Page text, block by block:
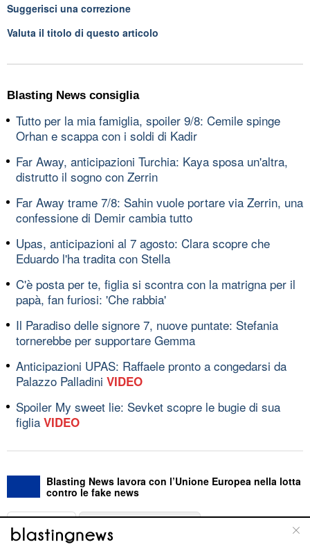
Suggerisci una correzione
Valuta il titolo di questo articolo
Blasting News consiglia
Tutto per la mia famiglia, spoiler 9/8: Cemile spinge
Orhan e scappa con i soldi di Kadir
Far Away, anticipazioni Turchia: Kaya sposa un'altra,
distrutto il sogno con Zerrin
Far Away trame 7/8: Sahin vuole portare via Zerrin, una
confessione di Demir cambia tutto
Upas, anticipazioni al 7 agosto: Clara scopre che
Eduardo l'ha tradita con Stella
C'è posta per te, figlia si scontra con la matrigna per il
papà, fan furiosi: 'Che rabbia'
Il Paradiso delle signore 7, nuove puntate: Stefania
tornerebbe per supportare Gemma
Anticipazioni UPAS: Raffaele pronto a congedarsi da
Palazzo Palladini VIDEO
Spoiler My sweet lie: Sevket scopre le bugie di sua
figlia VIDEO
Blasting News lavora con l’Unione Europea nella lotta
contro le fake news
ABOUT